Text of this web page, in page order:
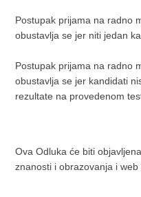
Postupak prijama na radno
obustavlja se jer niti jedan
Postupak prijama na radno
obustavlja se jer kandidati
rezultate na provedenom
Ova Odluka će biti
znanosti i obrazovanja i